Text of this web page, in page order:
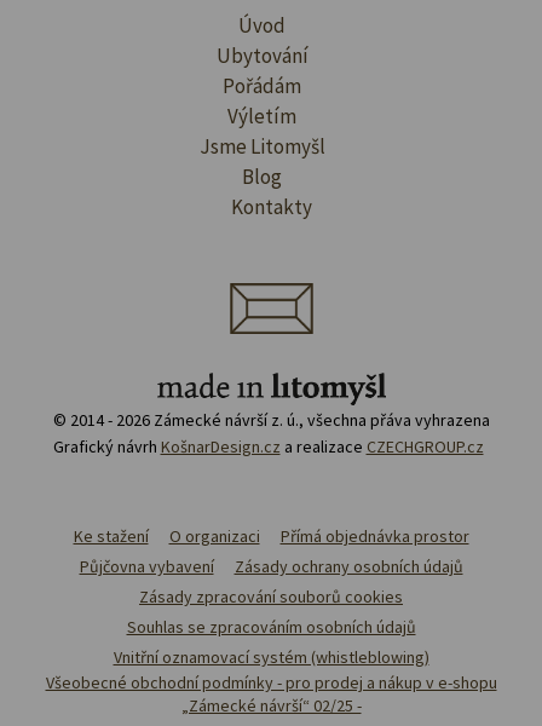
Úvod
Ubytování
Pořádám
Výletím
Jsme Litomyšl
Blog
Kontakty
© 2014 - 2026 Zámecké návrší z. ú., všechna přáva vyhrazena
Grafický návrh KošnarDesign.cz a realizace CZECHGROUP.cz
Ke stažení O organizaci
Přímá objednávka prostor
Půjčovna vybavení
Zásady ochrany osobních údajů
Zásady zpracování souborů cookies
Souhlas se zpracováním osobních údajů
Vnitřní oznamovací systém (whistleblowing)
Všeobecné obchodní podmínky - pro prodej a nákup v e-shopu
„Zámecké návrší“ 02/25 -